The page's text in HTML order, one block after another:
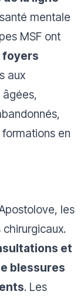
mentale
MSF ont
foyers
aux
âgées,
en
les
chirurgicaux.
et
blessures
. Les